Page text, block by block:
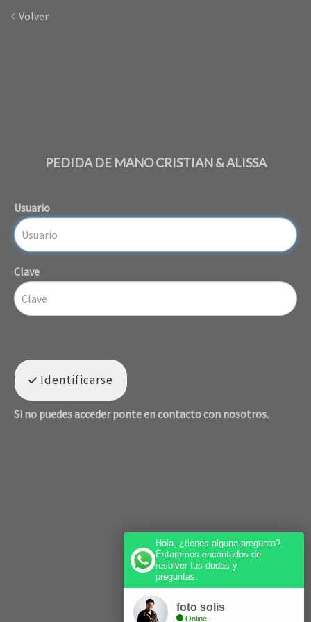
Volver
PEDIDA DE MANO CRISTIAN & ALISSA
Usuario
Clave
Identificarse
Si no puedes acceder ponte en contacto con nosotros.
Hola, ¿tienes alguna pregunta?
Estaremos encantados de
resolver tus dudas y
preguntas.
foto solis
Online